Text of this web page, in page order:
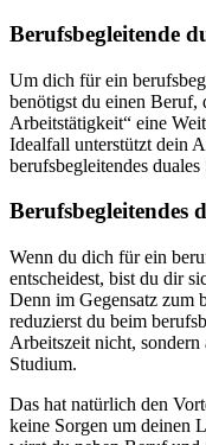
Berufsbegleitende
Um dich für ein
benötigst du einen Beruf,
Arbeitstätigkeit“ eine
Idealfall unterstützt dein
berufsbegleitendes
Berufsbegleitendes
Wenn du dich für ein
entscheidest, bist du dir
Denn im Gegensatz zum
reduzierst du beim
Arbeitszeit nicht,
Studium.
Das hat natürlich den
keine Sorgen um deinen